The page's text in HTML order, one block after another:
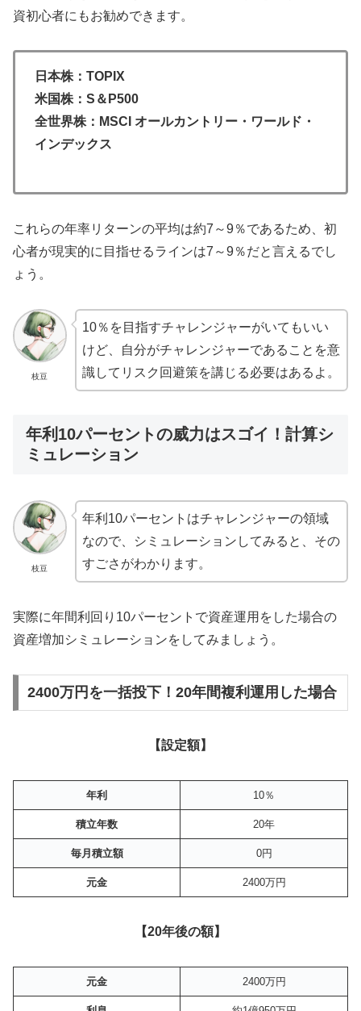
資初心者にもお勧めできます。
日本株：TOPIX
米国株：S＆P500
全世界株：MSCI オールカントリー・ワールド・
インデックス
これらの年率リターンの平均は約7～9％であるため、初
心者が現実的に目指せるラインは7～9％だと言えるでし
ょう。
枝豆
10％を目指すチャレンジャーがいてもいい
けど、自分がチャレンジャーであることを意
識してリスク回避策を講じる必要はあるよ。
年利10パーセントの威力はスゴイ！計算シ
ミュレーション
枝豆
年利10パーセントはチャレンジャーの領域
なので、シミュレーションしてみると、その
すごさがわかります。
実際に年間利回り10パーセントで資産運用をした場合の
資産増加シミュレーションをしてみましょう。
2400万円を一括投下！20年間複利運用した場合
【設定額】
年利 10％
積立年数 20年
毎月積立額 0円
元金 2400万円
【20年後の額】
元金 2400万円